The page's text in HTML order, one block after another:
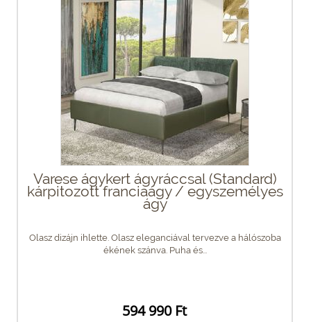
Varese ágykert ágyráccsal (Standard)
kárpitozott franciaágy / egyszemélyes
ágy
Olasz dizájn ihlette. Olasz eleganciával tervezve a hálószoba
ékének szánva. Puha és...
594 990 Ft